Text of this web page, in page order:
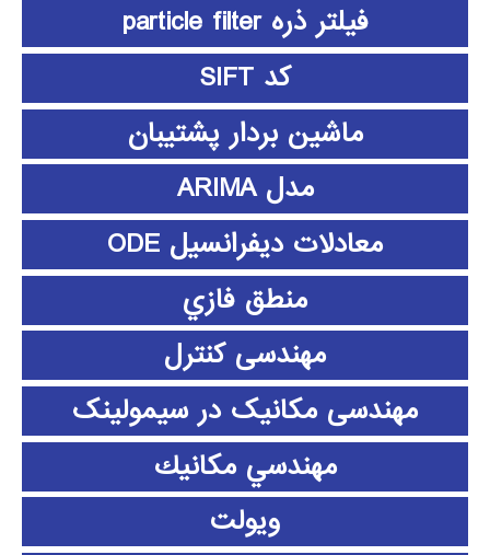
فیلتر ذره particle filter
کد SIFT
ماشین بردار پشتیبان
مدل ARIMA
معادلات دیفرانسیل ODE
منطق فازي
مهندسی کنترل
مهندسی مکانیک در سیمولینک
مهندسي مكانيك
ویولت